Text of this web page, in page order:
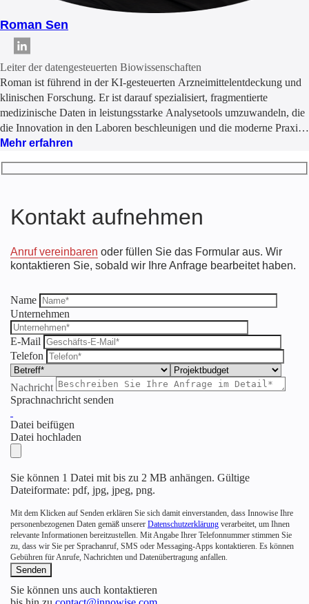
Roman Sen
Leiter der datengesteuerten Biowissenschaften
Roman ist führend in der KI-gesteuerten Arzneimittelentdeckung und
klinischen Forschung. Er ist darauf spezialisiert, fragmentierte
medizinische Daten in leistungsstarke Analysetools umzuwandeln, die
die Innovation in den Laboren beschleunigen und die moderne Praxis
der Biowissenschaften verändern.
Mehr erfahren
Kontakt aufnehmen
Anruf vereinbaren oder füllen Sie das Formular aus. Wir
kontaktieren Sie, sobald wir Ihre Anfrage bearbeitet haben.
Name
Unternehmen
E-Mail
Telefon
Nachricht
Sprachnachricht senden
Datei beifügen
Datei hochladen
Sie können 1 Datei mit bis zu 2 MB anhängen. Gültige
Dateiformate: pdf, jpg, jpeg, png.
Mit dem Klicken auf Senden erklären Sie sich damit einverstanden, dass Innowise Ihre
personenbezogenen Daten gemäß unserer Datenschutzerklärung verarbeitet, um Ihnen
relevante Informationen bereitzustellen. Mit Angabe Ihrer Telefonnummer stimmen Sie
zu, dass wir Sie per Sprachanruf, SMS oder Messaging-Apps kontaktieren. Es können
Gebühren für Anrufe, Nachrichten und Datenübertragung anfallen.
Sie können uns auch kontaktieren